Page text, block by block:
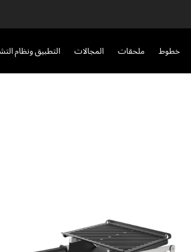
خطوط ملحقات المجالات التطبيق ونظام